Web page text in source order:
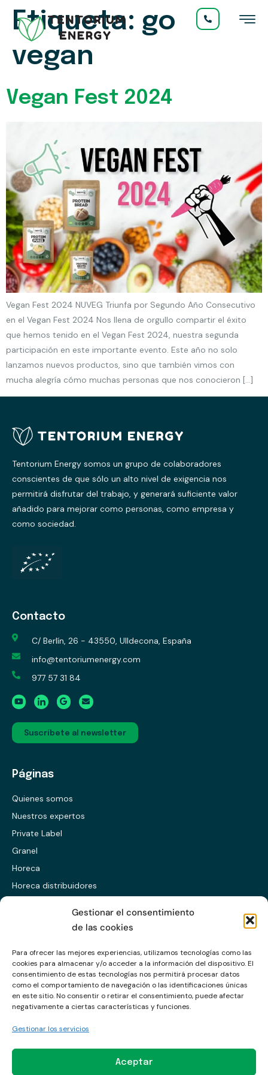
Gestionar el consentimiento
de las cookies
Para ofrecer las mejores experiencias, utilizamos tecnologías como las
cookies para almacenar y/o acceder a la información del dispositivo. El
consentimiento de estas tecnologías nos permitirá procesar datos
como el comportamiento de navegación o las identificaciones únicas
en este sitio. No consentir o retirar el consentimiento, puede afectar
negativamente a ciertas características y funciones.
Gestionar los servicios
Aceptar
Etiqueta: go
vegan
Vegan Fest 2024
Vegan Fest 2024 NUVEG Triunfa por Segundo Año Consecutivo
en el Vegan Fest 2024 Nos llena de orgullo compartir el éxito
que hemos tenido en el Vegan Fest 2024, nuestra segunda
participación en este importante evento. Este año no solo
lanzamos nuevos productos, sino que también vimos con
mucha alegría cómo muchas personas que nos conocieron […]
Tentorium Energy somos un grupo de colaboradores
conscientes de que sólo un alto nivel de exigencia nos
permitirá disfrutar del trabajo, y generará suficiente valor
añadido para mejorar como personas, como empresa y
como sociedad.
Contacto
C/ Berlín, 26 - 43550, Ulldecona, España
info@tentoriumenergy.com
977 57 31 84
Suscríbete al newsletter
Páginas
Quienes somos
Nuestros expertos
Private Label
Granel
Horeca
Horeca distribuidores
Enlaces
Política de calidad
Política de cookies
Aviso legal
Política Comercio Ético y Anticorrupción